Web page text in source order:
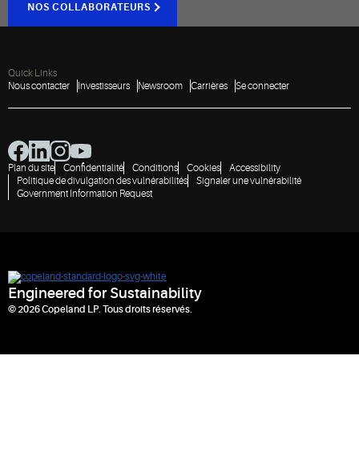
NOS COLLABORATEURS
Quick Links
Nous contacter
Investisseurs Newsroom Carrières Se connecter
Plan du site Confidentialité Conditions Cookies
Accessibility
Politique de divulgation des vulnérabilités
Signaler une vulnérabilité
Government Information Request
Engineered for Sustainability
© 2026 Copeland LP. Tous droits réservés.